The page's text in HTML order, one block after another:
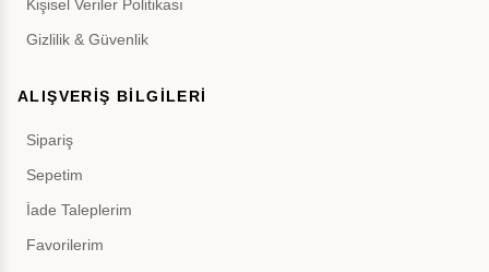
Kişisel Veriler Politikası
Gizlilik & Güvenlik
ALIŞVERİŞ BİLGİLERİ
Sipariş
Sepetim
İade Taleplerim
Favorilerim